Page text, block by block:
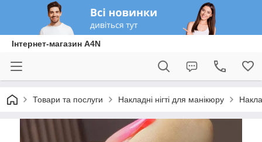
Інтернет-магазин A4N
Товари та послуги Накладні нігті для манікюру